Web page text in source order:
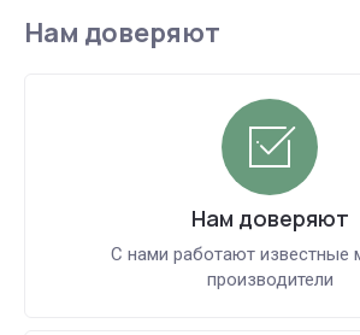
Нам доверяют
Нам доверяют
С нами работают известные
производители